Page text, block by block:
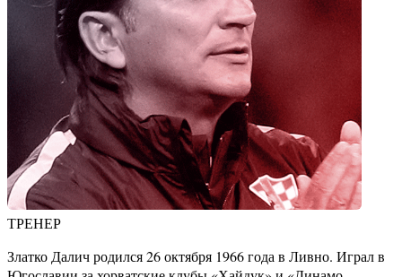
ТРЕНЕР
Златко Далич родился 26 октября 1966 года в Ливно. Играл в